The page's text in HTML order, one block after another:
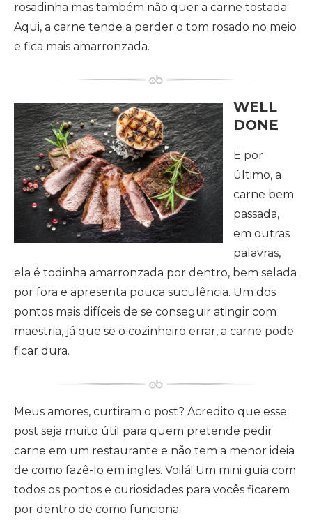
rosadinha mas também não quer a carne tostada.
Aqui, a carne tende a perder o tom rosado no meio
e fica mais amarronzada.
WELL
DONE
E por
último, a
carne bem
passada,
em outras
palavras,
ela é todinha amarronzada por dentro, bem selada
por fora e apresenta pouca suculência. Um dos
pontos mais difíceis de se conseguir atingir com
maestria, já que se o cozinheiro errar, a carne pode
ficar dura.
Meus amores, curtiram o post? Acredito que esse
post seja muito útil para quem pretende pedir
carne em um restaurante e não tem a menor ideia
de como fazê-lo em ingles. Voilá! Um mini guia com
todos os pontos e curiosidades para vocês ficarem
por dentro de como funciona.